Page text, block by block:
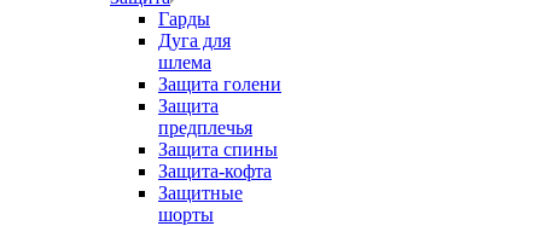
Гарды
Дуга для
шлема
Защита голени
Защита
предплечья
Защита спины
Защита-кофта
Защитные
шорты